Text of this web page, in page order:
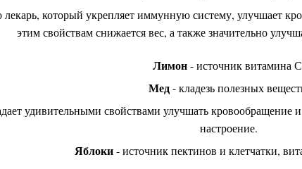
лекарь, который укрепляет иммунную систему, улучшает
этим свойствам снижается вес, а также значительно
Лимон- источник витамина
Мед- кладезь полезных
удивительными свойствами улучшать кровообращение
настроение.
Яблоки- источник пектинов и клетчатки,